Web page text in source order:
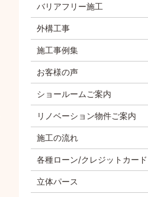
バリアフリー施工
外構工事
施工事例集
お客様の声
ショールームご案内
リノベーション物件ご案内
施工の流れ
各種ローン/クレジットカード
立体パース